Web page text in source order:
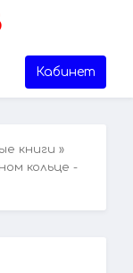
Кабинет
книги »
кольце -